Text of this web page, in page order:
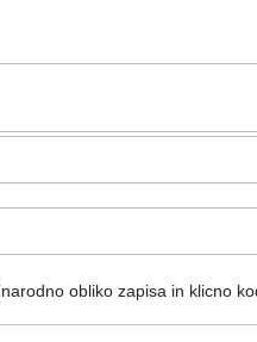
obliko zapisa in klicno